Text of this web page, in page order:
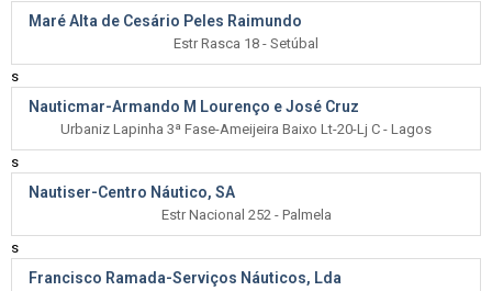
Maré Alta de Cesário Peles Raimundo
Estr Rasca 18 - Setúbal
s
Nauticmar-Armando M Lourenço e José Cruz
Urbaniz Lapinha 3ª Fase-Ameijeira Baixo Lt-20-Lj C - Lagos
s
Nautiser-Centro Náutico, SA
Estr Nacional 252 - Palmela
s
Francisco Ramada-Serviços Náuticos, Lda